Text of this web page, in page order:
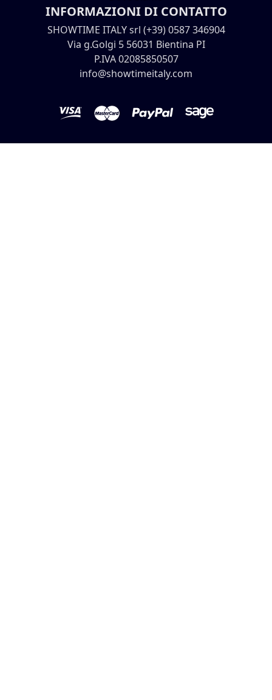
INFORMAZIONI DI CONTATTO
SHOWTIME ITALY srl (+39) 0587 346904
Via g.Golgi 5 56031 Bientina PI
P.IVA 02085850507
info@showtimeitaly.com